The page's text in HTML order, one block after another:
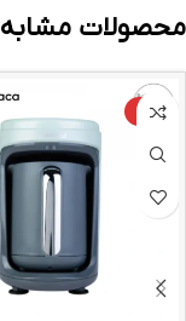
محصولات مشابه
-9%